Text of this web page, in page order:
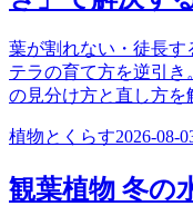
葉が割れない・徒長す
テラの育て方を逆引き
の見分け方と直し方を
植物とくらす2026-08-
観葉植物 冬の